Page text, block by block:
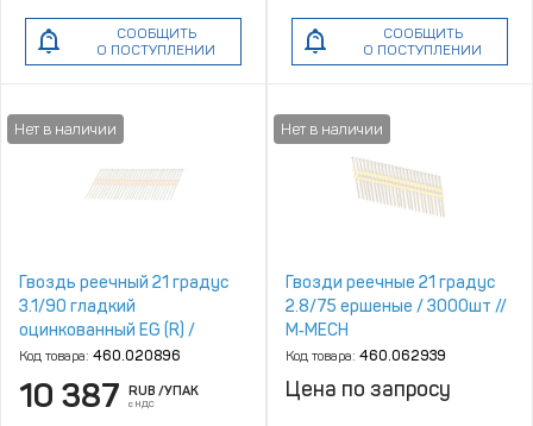
СООБЩИТЬ
О ПОСТУПЛЕНИИ
СООБЩИТЬ
О ПОСТУПЛЕНИИ
Гвоздь реечный 21 градус
3.1/90 гладкий
оцинкованный EG (R) /
4000шт
Код товара: 460.020896
10 387 RUB /УПАК
с НДС
Гвозди реечные 21 градуc
2.8/75 ершеные / 3000шт //
M‑MECH
Код товара: 460.062939
Цена по запросу